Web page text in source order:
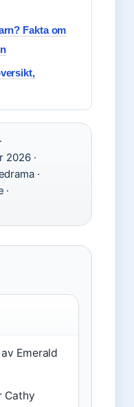
Fakta om
2026 ·
·
·
Emerald
Cathy